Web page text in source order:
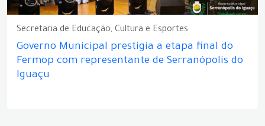
Secretaria de Educação, Cultura e Esportes
Governo Municipal prestigia a etapa final do
Fermop com representante de Serranópolis do
Iguaçu